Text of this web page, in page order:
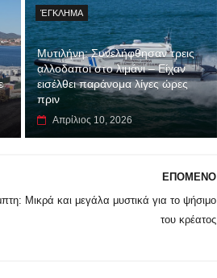
ΈΓΚΛΗΜΑ
Μυτιλήνη: Συνελήφθησαν τρεις
αλλοδαποί στο λιμάνι – Είχαν
εισέλθει παράνομα λίγες ώρες
πριν
Απρίλιος 10, 2026
ΕΠΟΜΕΝΟ
Μικρά και μεγάλα μυστικά για το ψήσιμο
του κρέατος